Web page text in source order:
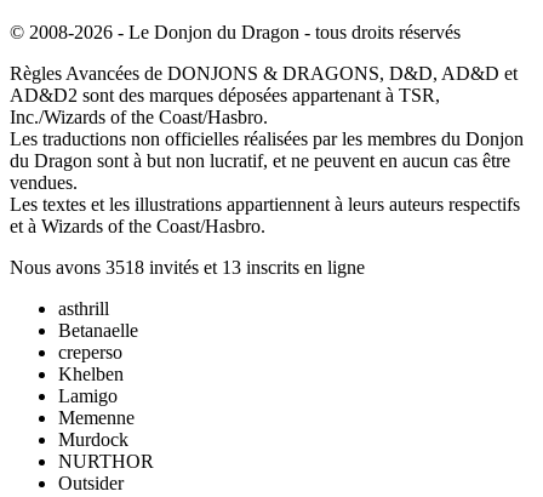
© 2008-2026 - Le Donjon du Dragon - tous droits réservés
Règles Avancées de DONJONS & DRAGONS, D&D, AD&D et
AD&D2 sont des marques déposées appartenant à TSR,
Inc./Wizards of the Coast/Hasbro.
Les traductions non officielles réalisées par les membres du Donjon
du Dragon sont à but non lucratif, et ne peuvent en aucun cas être
vendues.
Les textes et les illustrations appartiennent à leurs auteurs respectifs
et à Wizards of the Coast/Hasbro.
Nous avons 3518 invités et 13 inscrits en ligne
asthrill
Betanaelle
creperso
Khelben
Lamigo
Memenne
Murdock
NURTHOR
Outsider